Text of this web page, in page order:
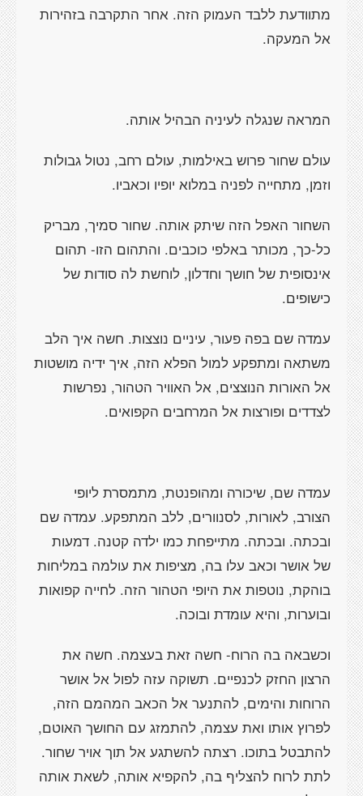
מתוודעת ללבד העמוק הזה. אחר התקרבה בזהירות
אל המעקה.
המראה שנגלה לעיניה הבהיל אותה.
עולם שחור פרוש באילמות, עולם רחב, נטול גבולות
וזמן, מתחייה לפניה במלוא יופיו וכאביו.
השחור האפל הזה שיתק אותה. שחור סמיך, מבריק
כל-כך, מכותר באלפי כוכבים. והתהום הזו- תהום
אינסופית של חושך וחדלון, לוחשת לה סודות של
כישופים.
עמדה שם בפה פעור, עיניים נוצצות. חשה איך הלב
משתאה ומתפקע למול הפלא הזה, איך ידיה מושטות
אל האורות הנוצצים, אל האוויר הטהור, נפרשות
לצדדים ופורצות אל המרחבים הקפואים.
עמדה שם, שיכורה ומהופנטת, מתמסרת ליופי
הצורב, לאורות, לסנוורים, ללב המתפקע. עמדה שם
ובכתה. ובכתה. מתייפחת כמו ילדה קטנה. דמעות
של אושר וכאב עלו בה, מציפות את עולמה במליחות
בוהקת, נוטפות את היופי הטהור הזה. לחייה קפואות
ובוערות, והיא עומדת ובוכה.
וכשבאה בה הרוח- חשה זאת בעצמה. חשה את
הרצון החזק לכנפיים. תשוקה עזה לפול אל אושר
הרוחות והימים, להתנער אל הכאב המהמם הזה,
לפרוץ אותו ואת עצמה, להתמזג עם החושך האוטם,
להתבטל בתוכו. רצתה להשתגע אל תוך אויר שחור.
לתת לרוח להצליף בה, להקפיא אותה, לשאת אותה